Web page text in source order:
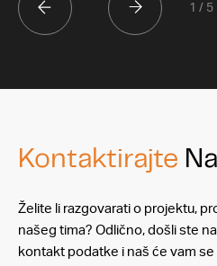
1 / 5
Kontaktirajte
Želite li razgovarati o projektu,
našeg tima? Odlično, došli ste
kontakt podatke i naš će vam